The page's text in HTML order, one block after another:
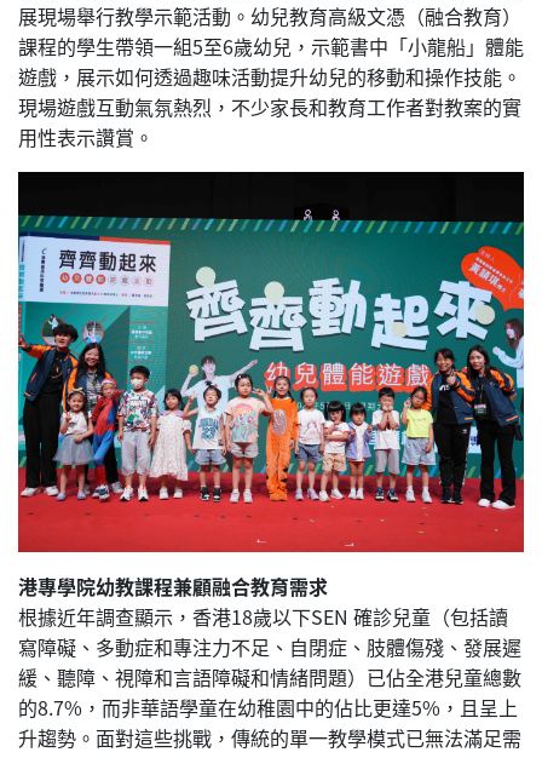
展現場舉行教學示範活動。幼兒教育高級文憑（融合教育）
課程的學生帶領一組5至6歲幼兒，示範書中「小龍船」體能
遊戲，展示如何透過趣味活動提升幼兒的移動和操作技能。
現場遊戲互動氣氛熱烈，不少家長和教育工作者對教案的實
用性表示讚賞。
港專學院幼教課程兼顧融合教育需求
根據近年調查顯示，香港18歲以下SEN 確診兒童（包括讀
寫障礙、多動症和專注力不足、自閉症、肢體傷殘、發展遲
緩、聽障、視障和言語障礙和情緒問題）已佔全港兒童總數
的8.7%，而非華語學童在幼稚園中的佔比更達5%，且呈上
升趨勢。面對這些挑戰，傳統的單一教學模式已無法滿足需